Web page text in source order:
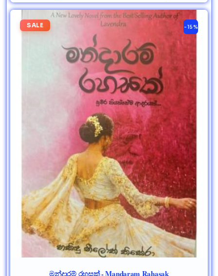
SALE -15%
මන්දාරම් රහසක් - Mandaram Rahasak